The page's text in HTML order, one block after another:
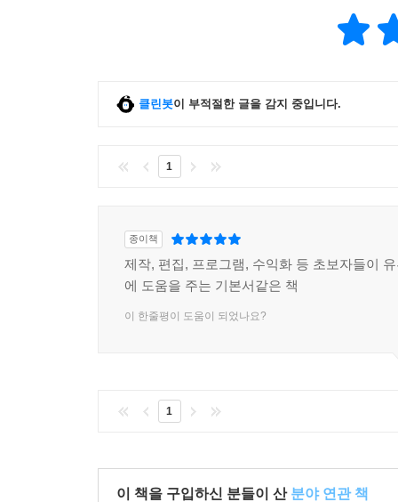
클린봇이 부적절한 글을 감지 중입니다.
1
종이책
제작, 편집, 프로그램, 수익화 등 초보자들이
에 도움을 주는 기본서같은 책
이 한줄평이 도움이 되었나요?
1
이 책을 구입하신 분들이 산 분야 연관 책